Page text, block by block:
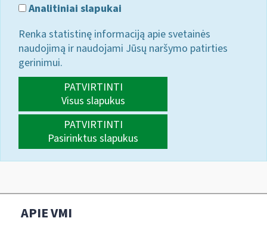
Analitiniai slapukai
Renka statistinę informaciją apie svetainės
naudojimą ir naudojami Jūsų naršymo patirties
gerinimui.
PATVIRTINTI
Visus slapukus
PATVIRTINTI
Pasirinktus slapukus
APIE VMI